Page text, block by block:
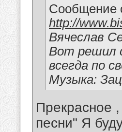
Сообщение
http://
Вячеслав
Вот решил
всегда по
Музыка:
Прекрасное
песни" Я